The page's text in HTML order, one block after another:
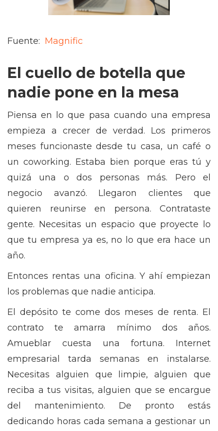
Fuente: Magnific
El cuello de botella que
nadie pone en la mesa
Piensa en lo que pasa cuando una empresa
empieza a crecer de verdad. Los primeros
meses funcionaste desde tu casa, un café o
un coworking. Estaba bien porque eras tú y
quizá una o dos personas más. Pero el
negocio avanzó. Llegaron clientes que
quieren reunirse en persona. Contrataste
gente. Necesitas un espacio que proyecte lo
que tu empresa ya es, no lo que era hace un
año.
Entonces rentas una oficina. Y ahí empiezan
los problemas que nadie anticipa.
El depósito te come dos meses de renta. El
contrato te amarra mínimo dos años.
Amueblar cuesta una fortuna. Internet
empresarial tarda semanas en instalarse.
Necesitas alguien que limpie, alguien que
reciba a tus visitas, alguien que se encargue
del mantenimiento. De pronto estás
dedicando horas cada semana a gestionar un